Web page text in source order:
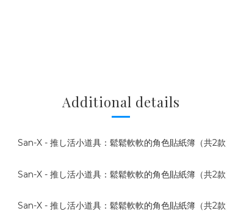
Additional details